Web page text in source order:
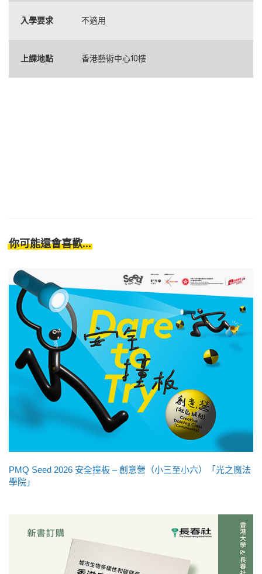
入學要求 不適用
上課地點 香港藝術中心10樓
你可能還會喜歡...
PMQ Seed 2026 安全撞板 – 創意營（小三至小六）「光之魔法
學院」